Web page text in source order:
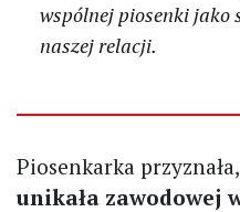
wspólnej piosenki jako
naszej relacji.
Piosenkarka
unikała zawodowej